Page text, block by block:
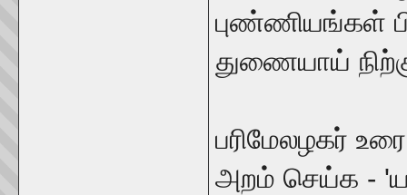
புண்ணியங்கள்
துணையாய்
பரிமேலழகர்
அறம் செய்க -